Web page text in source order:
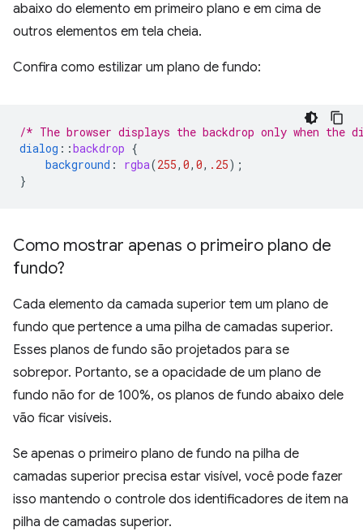
abaixo do elemento em primeiro plano e em cima de
outros elementos em tela cheia.
Confira como estilizar um plano de fundo:
/* The browser displays the backdrop only when the
dialog ::backdrop {
background : rgba(255, 0, 0, .25);
}
Como mostrar apenas o primeiro plano de
fundo?
Cada elemento da camada superior tem um plano de
fundo que pertence a uma pilha de camadas superior.
Esses planos de fundo são projetados para se
sobrepor. Portanto, se a opacidade de um plano de
fundo não for de 100%, os planos de fundo abaixo dele
vão ficar visíveis.
Se apenas o primeiro plano de fundo na pilha de
camadas superior precisa estar visível, você pode fazer
isso mantendo o controle dos identificadores de item na
pilha de camadas superior.